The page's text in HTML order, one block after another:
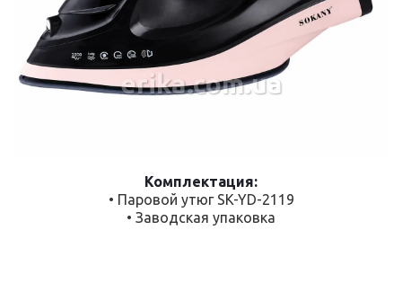
erika.com.ua
Комплектация:
• Паровой утюг SK-YD-2119
• Заводская упаковка